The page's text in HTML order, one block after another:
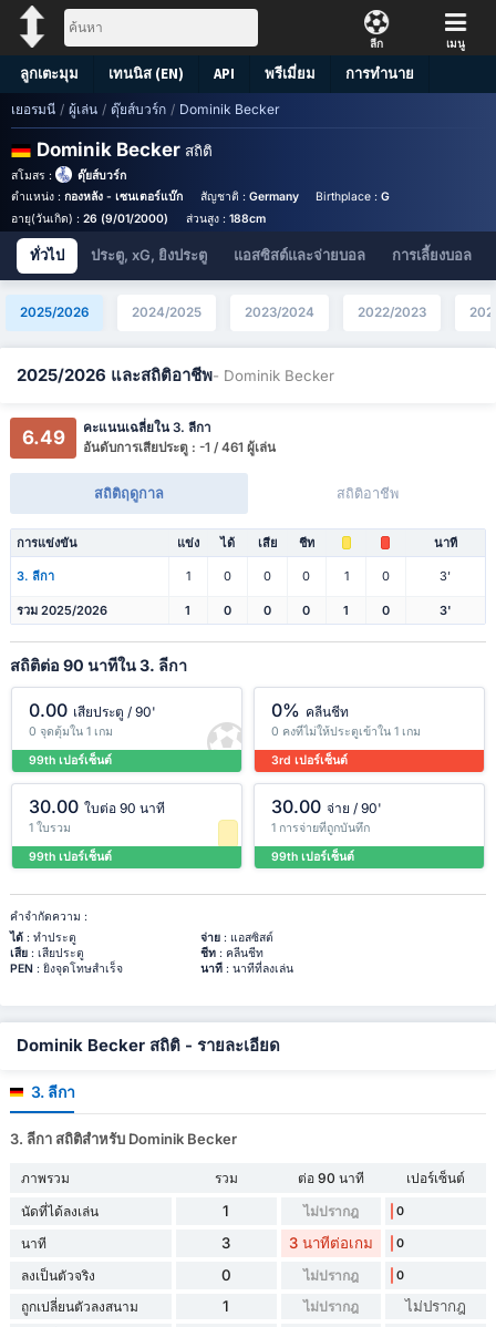
ลีก เมนู
ลูกเตะมุม เทนนิส (EN) API พรีเมี่ยม การทำนาย
เยอรมนี / ผู้เล่น / ดุ๊ยส์บวร์ก / Dominik Becker
Dominik Becker สถิติ
สโมสร :
ดุ๊ยส์บวร์ก
ตำแหน่ง : กองหลัง - เซนเตอร์แบ๊ก สัญชาติ : Germany Birthplace :Germany - Germany
อายุ(วันเกิด) : 26 (9/01/2000) ส่วนสูง : 188cm
ทั่วไป ประตู, xG, ยิงประตู แอสซิสต์และจ่ายบอล การเลี้ยงบอล
2025/2026 2024/2025 2023/2024 2022/2023
2025/2026 และสถิติอาชีพ- Dominik Becker
6.49
คะแนนเฉลี่ยใน 3. ลีกา
อันดับการเสียประตู : -1 / 461 ผู้เล่น
สถิติฤดูกาล สถิติอาชีพ
การแข่งขัน แข่ง ได้ เสีย ชีท นาที
3. ลีกา 1 0 0 0 1 0 3'
รวม 2025/2026 1 0 0 0 1 0 3'
สถิติต่อ 90 นาทีใน 3. ลีกา
0.00 เสียประตู / 90'
0 จุดตุ้มใน 1 เกม
99th เปอร์เซ็นต์
0% คลีนชีท
0 คงที่ไม่ให้ประตูเข้าใน 1 เกม
3rd เปอร์เซ็นต์
30.00 ใบต่อ 90 นาที
1 ใบรวม
99th เปอร์เซ็นต์
30.00 จ่าย / 90'
1 การจ่ายที่ถูกบันทึก
99th เปอร์เซ็นต์
คำจำกัดความ :
ได้: ทำประตู จ่าย: แอสซิสต์
เสีย: เสียประตู ชีท: คลีนชีท
PEN: ยิงจุดโทษสำเร็จ นาที: นาทีที่ลงเล่น
Dominik Becker สถิติ - รายละเอียด
3. ลีกา
3. ลีกา สถิติสำหรับ Dominik Becker
ภาพรวม รวม ต่อ 90 นาที
เปอร์เซ็นต์
นัดที่ได้ลงเล่น
1 ไม่ปรากฎ 0
นาที 3 3 นาทีต่อเกม 0
ลงเป็นตัวจริง 0 ไม่ปรากฎ 0
ถูกเปลี่ยนตัวลงสนาม 1 ไม่ปรากฎ ไม่ปรากฎ